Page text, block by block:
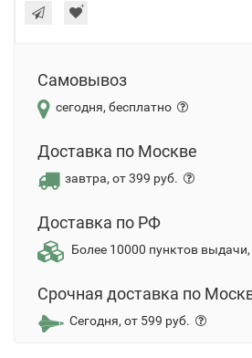
Самовывоз
сегодня, бесплатно
Доставка по Москве
завтра, от 399 руб.
Доставка по РФ
Более 10000 пунктов выдачи,
Срочная доставка по
Сегодня, от 599 руб.